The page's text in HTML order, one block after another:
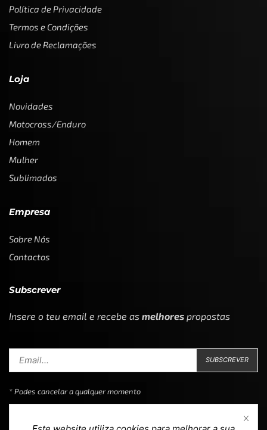
Política de Privacidade
Termos e Condições
Livro de Reclamações
Loja
Novidades
Motocross/Enduro
Homem
Mulher
Sublimados
Empresa
Sobre Nós
Contactos
Subscrever
Insere o teu email e recebe as melhores propostas
* Podes cancelar a qualquer momento